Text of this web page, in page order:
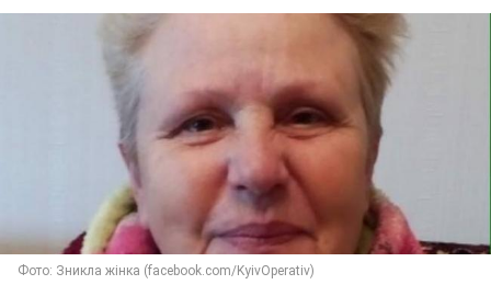
Фото: Зникла жінка (facebook.com/KyivOperativ)